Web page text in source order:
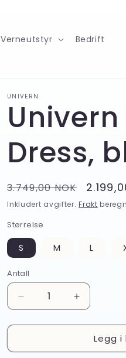
Verneutstyr Bedrift
UNIVERN
Dress,
Vanlig
pris
3.749,00 NOK
Inkludert avgifter.Frakt
Størrelse
S M L
Antall
Antall
antallet
for
Seaman
Øk
antallet
for
Univern
Seaman
Legg i